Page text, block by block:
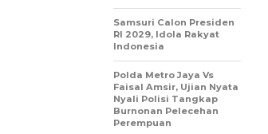
Samsuri Calon Presiden
RI 2029, Idola Rakyat
Indonesia
Polda Metro Jaya Vs
Faisal Amsir, Ujian Nyata
Nyali Polisi Tangkap
Burnonan Pelecehan
Perempuan